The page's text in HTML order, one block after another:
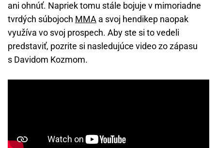
ani ohnúť. Napriek tomu stále bojuje v mimoriadne
tvrdých súbojoch MMA a svoj hendikep naopak
využíva vo svoj prospech. Aby ste si to vedeli
predstaviť, pozrite si nasledujúce video zo zápasu
s Davidom Kozmom.